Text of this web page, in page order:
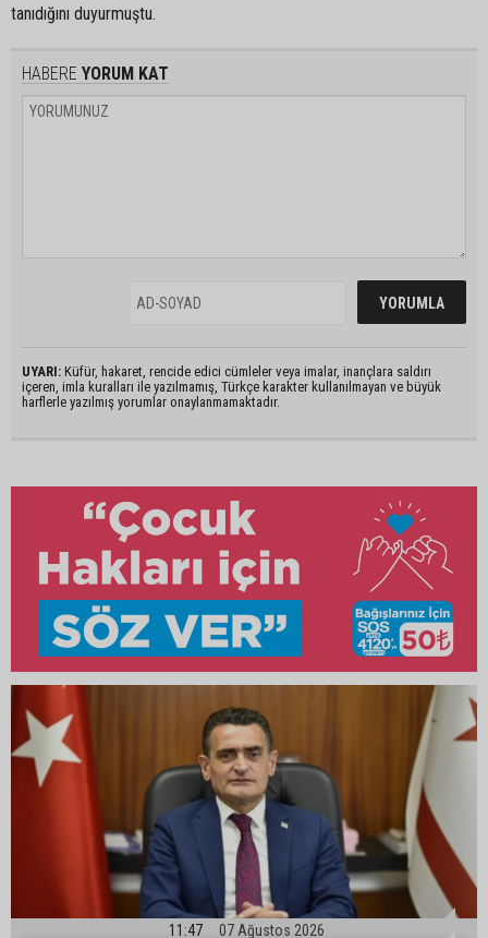
tanıdığını duyurmuştu.
HABERE YORUM KAT
UYARI: Küfür, hakaret, rencide edici cümleler veya imalar, inançlara saldırı
içeren, imla kuralları ile yazılmamış, Türkçe karakter kullanılmayan ve büyük
harflerle yazılmış yorumlar onaylanmamaktadır.
11:47 07 Ağustos 2026